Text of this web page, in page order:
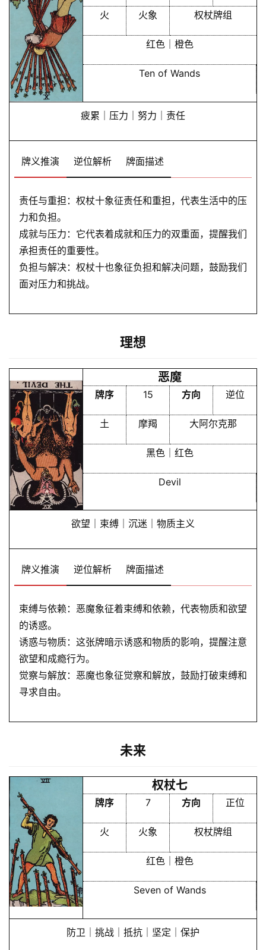
黄
占
卜
理
梦
服
登录 注册
火 火象 权杖牌组
红色｜橙色
Ten of Wands
疲累｜压力｜努力｜责任
牌义推演 逆位解析 牌面描述
责任与重担：权杖十象征责任和重担，代表生活中的压
力和负担。
成就与压力：它代表着成就和压力的双重面，提醒我们
承担责任的重要性。
负担与解决：权杖十也象征负担和解决问题，鼓励我们
面对压力和挑战。
理想
恶魔
牌序 15 方向 逆位
土 摩羯 大阿尔克那
黑色｜红色
Devil
欲望｜束缚｜沉迷｜物质主义
牌义推演 逆位解析 牌面描述
束缚与依赖：恶魔象征着束缚和依赖，代表物质和欲望
的诱惑。
诱惑与物质：这张牌暗示诱惑和物质的影响，提醒注意
欲望和成瘾行为。
觉察与解放：恶魔也象征觉察和解放，鼓励打破束缚和
寻求自由。
未来
权杖七
牌序 7 方向 正位
火 火象 权杖牌组
红色｜橙色
Seven of Wands
防卫｜挑战｜抵抗｜坚定｜保护